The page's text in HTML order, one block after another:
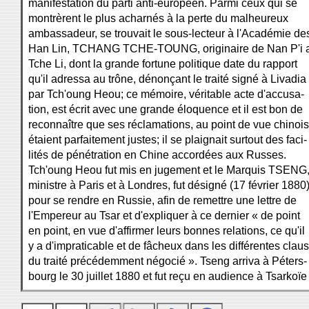
manifestation du parti anti-européen. Parmi ceux qui se
montrèrent le plus acharnés à la perte du malheureux
ambassadeur, se trouvait le sous-lecteur à l'Académie
Han Lin, TCHANG TCHE-TOUNG, originaire de Nan P'i
Tche Li, dont la grande fortune politique date du rapport
qu'il adressa au trône, dénonçant le traité signé à Livadia
par Tch'oung Heou; ce mémoire, véritable acte d'accusa-
tion, est écrit avec une grande éloquence et il est bon de
reconnaître que ses réclamations, au point de vue
étaient parfaitement justes; il se plaignait surtout des faci-
lités de pénétration en Chine accordées aux Russes.
Tch'oung Heou fut mis en jugement et le Marquis TSENG,
ministre à Paris et à Londres, fut désigné (17 février 1880)
pour se rendre en Russie, afin de remettre une lettre de
l'Empereur au Tsar et d'expliquer à ce dernier « de point
en point, en vue d'affirmer leurs bonnes relations, ce qu'il
y a d'impraticable et de fâcheux dans les différentes
du traité précédemment négocié ». Tseng arriva à Péters-
bourg le 30 juillet 1880 et fut reçu en audience à Tsarkoïe